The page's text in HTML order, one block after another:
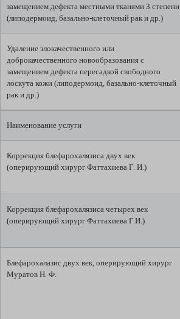
замещением дефекта местными тканями 3 степени
(липодермоид, базально-клеточный рак и др.)
Удаление злокачественного или
доброкачественного новообразования с
замещением дефекта пересадкой свободного
лоскута кожи (липодермоид, базально-клеточный
рак и др.)
Наименование услуги
Коррекция блефарохалязиса двух век
(оперирующий хирург Фаттахиева Г. И.)
Коррекция блефарохалязиса четырех век
(оперирующий хирург Фаттахиева Г.И.)
Блефарохалазис двух век, оперирующий хирург
Муратов Н. Ф.